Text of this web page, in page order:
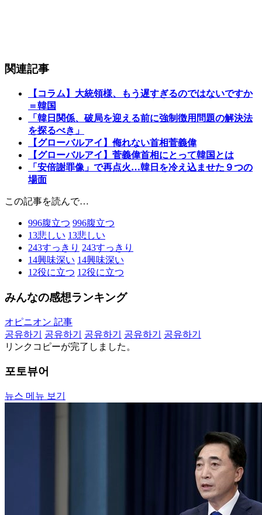
関連記事
【コラム】大統領様、もう遅すぎるのではないですか
＝韓国
「韓日関係、破局を迎える前に強制徴用問題の解決法
を探るべき」
【グローバルアイ】侮れない首相菅義偉
【グローバルアイ】菅義偉首相にとって韓国とは
「安倍謝罪像」で再点火…韓日を冷え込ませた９つの
場面
この記事を読んで…
996腹立つ 996腹立つ
13悲しい 13悲しい
243すっきり 243すっきり
14興味深い 14興味深い
12役に立つ 12役に立つ
みんなの感想ランキング
オピニオン 記事
공유하기
공유하기 공유하기 공유하기
공유하기
リンクコピーが完了しました。
포토뷰어
뉴스 메뉴 보기